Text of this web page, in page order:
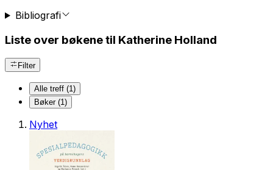
Bibliografi
Liste over bøkene til Katherine Holland
Filter
Alle treff (1)
Bøker (1)
Nyhet